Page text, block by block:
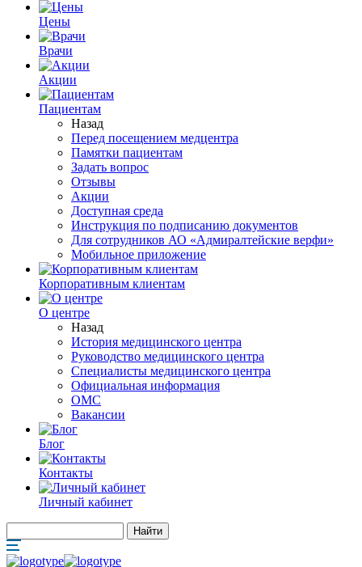
Цены
Врачи
Акции
Пациентам
Назад
Перед посещением медцентра
Памятки пациентам
Задать вопрос
Отзывы
Акции
Доступная среда
Инструкция по подписанию документов
Для сотрудников АО «Адмиралтейские верфи»
Мобильное приложение
Корпоративным клиентам
О центре
Назад
История медицинского центра
Руководство медицинского центра
Специалисты медицинского центра
Официальная информация
ОМС
Вакансии
Блог
Контакты
Личный кабинет